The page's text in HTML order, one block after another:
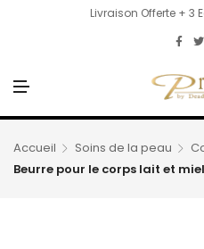
Livraison Offerte + 3
N
U
Accueil Soins de la peau
Beurre pour le corps lait et miel